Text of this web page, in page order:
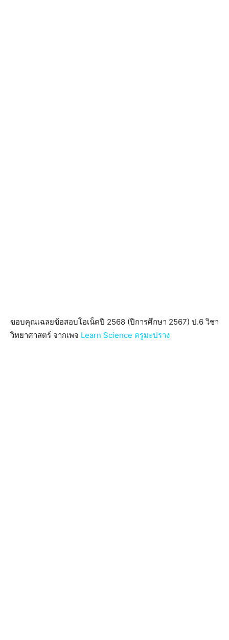
ขอบคุณเฉลยข้อสอบโอเน็ตปี 2568 (ปีการศึกษา 2567) ป.6 วิชา
วิทยาศาสตร์ จากเพจ Learn Science ครูมะปราง